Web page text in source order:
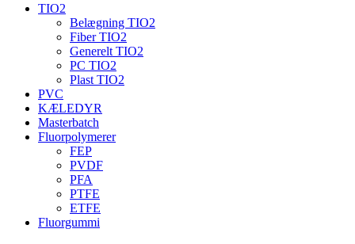
TIO2
Belægning TIO2
Fiber TIO2
Generelt TIO2
PC TIO2
Plast TIO2
PVC
KÆLEDYR
Masterbatch
Fluorpolymerer
FEP
PVDF
PFA
PTFE
ETFE
Fluorgummi